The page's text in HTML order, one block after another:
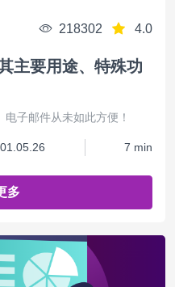
218302 4.0
主要用途、特殊功
子邮件从未如此方便！
01.05.26 7 min
多